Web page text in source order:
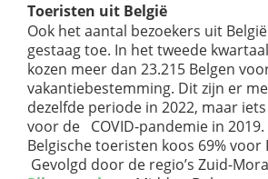
Toeristen uit België
Ook het aantal bezoekers uit
gestaag toe. In het tweede
kozen meer dan 23.215 Belgen
vakantiebestemming. Dit zijn er
dezelfde periode in 2022, maar
voor de COVID-pandemie in 2019.
Belgische toeristen koos 69% voor
Gevolgd door de regio’s Zuid-